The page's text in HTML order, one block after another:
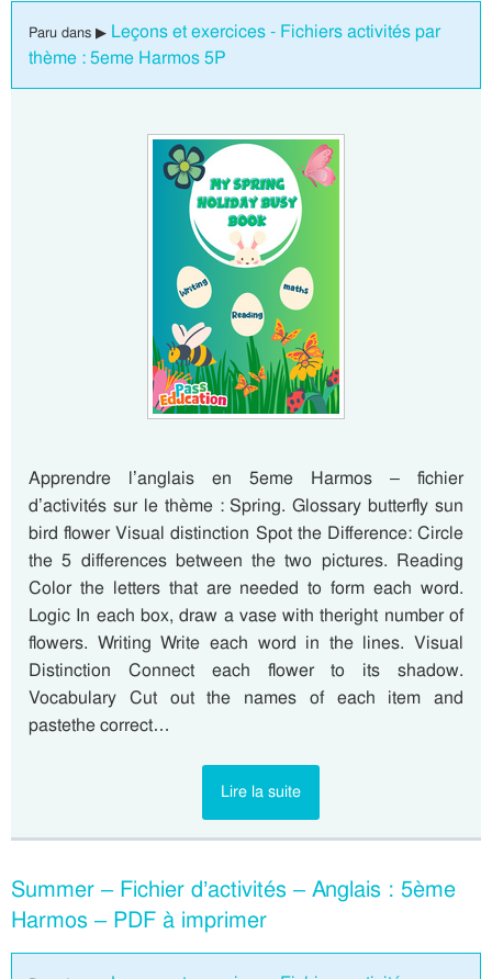
Paru dans ▶ Leçons et exercices - Fichiers activités par
thème : 5eme Harmos 5P
Apprendre l’anglais en 5eme Harmos – fichier
d’activités sur le thème : Spring. Glossary butterfly sun
bird flower Visual distinction Spot the Difference: Circle
the 5 differences between the two pictures. Reading
Color the letters that are needed to form each word.
Logic In each box, draw a vase with theright number of
flowers. Writing Write each word in the lines. Visual
Distinction Connect each flower to its shadow.
Vocabulary Cut out the names of each item and
pastethe correct…
Lire la suite
Summer – Fichier d’activités – Anglais : 5ème
Harmos – PDF à imprimer